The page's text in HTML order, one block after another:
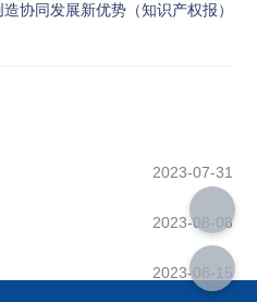
协同发展新优势（知识产权报）
2023-07-31
2023-08-08
2023-08-15